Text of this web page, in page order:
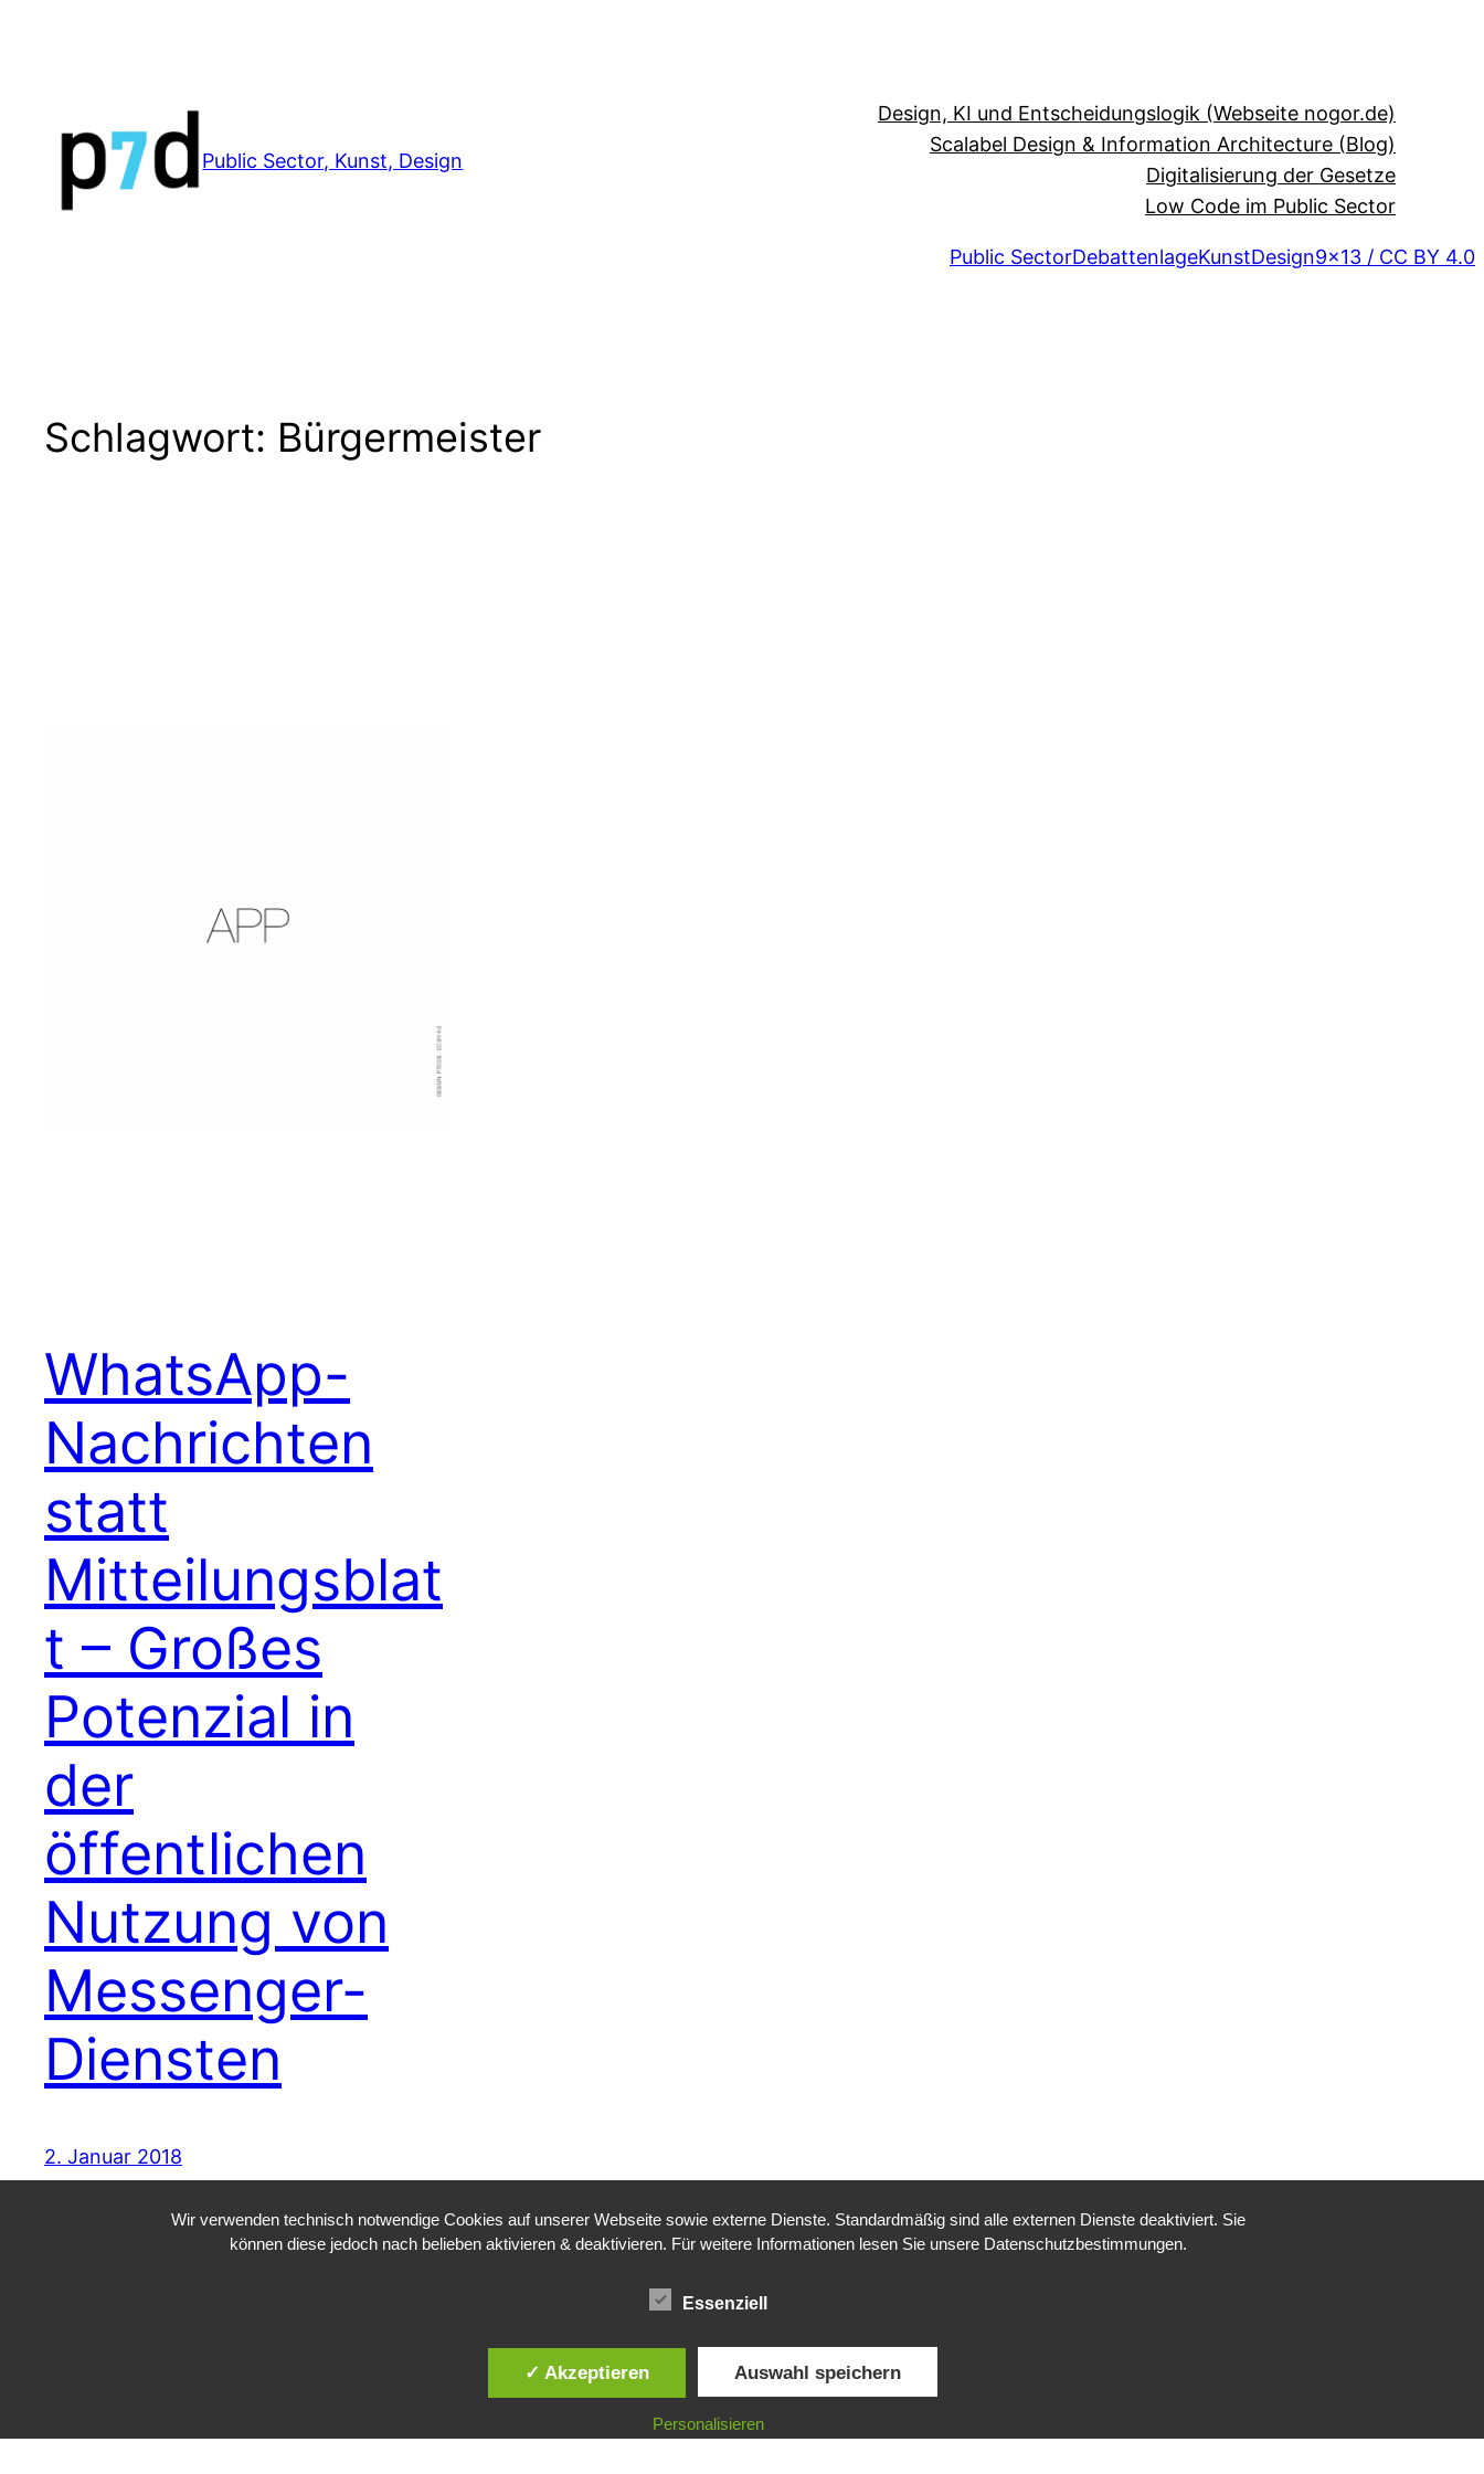
Public Sector, Kunst, Design
Design, KI und Entscheidungslogik (Webseite nogor.de)
Scalabel Design & Information Architecture (Blog)
Digitalisierung der Gesetze
Low Code im Public Sector
Public SectorDebattenlageKunstDesign9×13 / CC BY 4.0
Schlagwort: Bürgermeister
WhatsApp-
Nachrichten
statt
Mitteilungsblat
t – Großes
Potenzial in
der
öffentlichen
Nutzung von
Messenger-
Diensten
2. Januar 2018
Wir verwenden technisch notwendige Cookies auf unserer Webseite sowie externe Dienste. Standardmäßig sind alle externen Dienste deaktiviert. Sie
können diese jedoch nach belieben aktivieren & deaktivieren. Für weitere Informationen lesen Sie unsere Datenschutzbestimmungen.
Essenziell
✓ Akzeptieren Auswahl speichern
Personalisieren